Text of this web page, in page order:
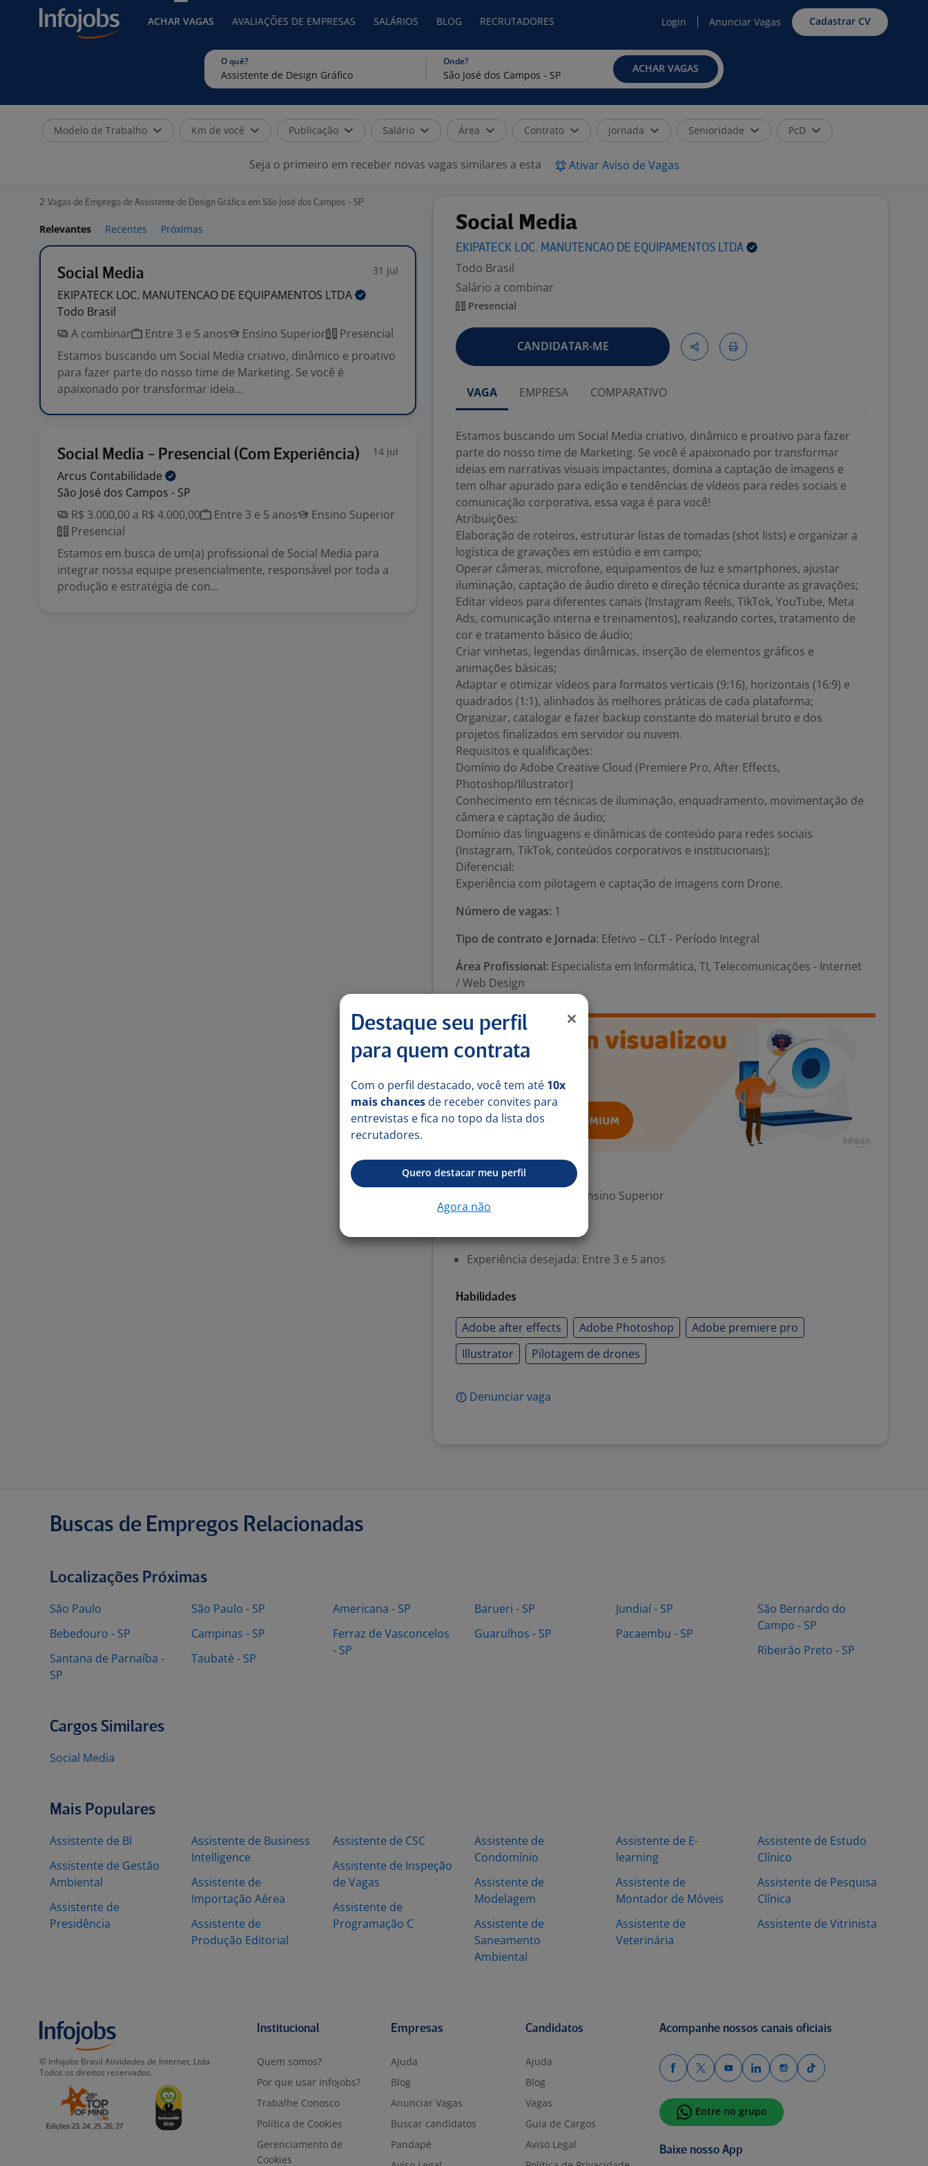
ACHAR VAGAS AVALIAÇÕES DE EMPRESAS SALÁRIOS BLOG RECRUTADORES Login Anunciar Vagas Cadastrar CV
O quê? Onde?
ACHAR VAGAS
Modelo de Trabalho Km de você Publicação Salário Área Contrato Jornada Senioridade PcD
Seja o primeiro em receber novas vagas similares a esta Ativar Aviso de Vagas
2 Vagas de Emprego de Assistente de Design Gráfico em São José dos Campos - SP
Relevantes Recentes Próximas
Social Media 31 jul
EKIPATECK LOC. MANUTENCAO DE EQUIPAMENTOS LTDA
Todo Brasil
A combinar
Entre 3 e 5 anos Ensino Superior
Presencial
Estamos buscando um Social Media criativo, dinâmico e proativo
para fazer parte do nosso time de Marketing. Se você é
apaixonado por transformar ideia...
Social Media - Presencial (Com Experiência) 14 jul
Arcus Contabilidade
São José dos Campos - SP
R$ 3.000,00 a R$ 4.000,00
Entre 3 e 5 anos
Ensino Superior
Presencial
Estamos em busca de um(a) profissional de Social Media para
integrar nossa equipe presencialmente, responsável por toda a
produção e estratégia de con...
Social Media
EKIPATECK LOC. MANUTENCAO DE EQUIPAMENTOS LTDA
Todo Brasil
Salário a combinar
Presencial
CANDIDATAR-ME
VAGA EMPRESA COMPARATIVO
Estamos buscando um Social Media criativo, dinâmico e proativo para fazer
parte do nosso time de Marketing. Se você é apaixonado por transformar
ideias em narrativas visuais impactantes, domina a captação de imagens e
tem olhar apurado para edição e tendências de vídeos para redes sociais e
comunicação corporativa, essa vaga é para você!
Atribuições:
Elaboração de roteiros, estruturar listas de tomadas (shot lists) e organizar a
logística de gravações em estúdio e em campo;
Operar câmeras, microfone, equipamentos de luz e smartphones, ajustar
iluminação, captação de áudio direto e direção técnica durante as gravações;
Editar vídeos para diferentes canais (Instagram Reels, TikTok, YouTube, Meta
Ads, comunicação interna e treinamentos), realizando cortes, tratamento de
cor e tratamento básico de áudio;
Criar vinhetas, legendas dinâmicas, inserção de elementos gráficos e
animações básicas;
Adaptar e otimizar vídeos para formatos verticais (9:16), horizontais (16:9) e
quadrados (1:1), alinhados às melhores práticas de cada plataforma;
Organizar, catalogar e fazer backup constante do material bruto e dos
projetos finalizados em servidor ou nuvem.
Requisitos e qualificações:
Domínio do Adobe Creative Cloud (Premiere Pro, After Effects,
Photoshop/Illustrator)
Conhecimento em técnicas de iluminação, enquadramento, movimentação de
câmera e captação de áudio;
Domínio das linguagens e dinâmicas de conteúdo para redes sociais
(Instagram, TikTok, conteúdos corporativos e institucionais);
Diferencial:
Experiência com pilotagem e captação de imagens com Drone.
Número de vagas: 1
Tipo de contrato e Jornada: Efetivo – CLT - Período Integral
Área Profissional: Especialista em Informática, TI, Telecomunicações - Internet
/ Web Design
Exigências
Escolaridade Mínima: Ensino Superior
Experiência desejada: Entre 3 e 5 anos
Habilidades
Adobe after effects Adobe Photoshop
Adobe premiere pro
Illustrator
Pilotagem de drones
Denunciar vaga
Buscas de Empregos Relacionadas
Localizações Próximas
São Paulo
Bebedouro - SP
Santana de Parnaíba -
SP
São Paulo - SP
Campinas - SP
Taubaté - SP
Americana - SP
Ferraz de Vasconcelos
- SP
Barueri - SP
Guarulhos - SP
Jundiaí - SP
Pacaembu - SP
São Bernardo do
Campo - SP
Ribeirão Preto - SP
Cargos Similares
Social Media
Mais Populares
Assistente de BI
Assistente de Gestão
Ambiental
Assistente de
Presidência
Assistente de Business
Intelligence
Assistente de
Importação Aérea
Assistente de
Produção Editorial
Assistente de CSC
Assistente de Inspeção
de Vagas
Assistente de
Programação C
Assistente de
Condomínio
Assistente de
Modelagem
Assistente de
Saneamento
Ambiental
Assistente de E-
learning
Assistente de
Montador de Móveis
Assistente de
Veterinária
Assistente de Estudo
Clínico
Assistente de Pesquisa
Clínica
Assistente de Vitrinista
Destaque seu perfil
para quem contrata
Com o perfil destacado, você tem até 10x
mais chances de receber convites para
entrevistas e fica no topo da lista dos
recrutadores.
Quero destacar meu perfil
Agora não
© Infojobs Brasil Atividades de Internet, Ltda.
Todos os direitos reservados.
Institucional
Quem somos?
Por que usar Infojobs?
Trabalhe Conosco
Política de Cookies
Gerenciamento de
Cookies
Empresas
Ajuda
Blog
Anunciar Vagas
Buscar candidatos
Pandapé
Candidatos
Ajuda
Blog
Vagas
Guia de Cargos
Aviso Legal
Acompanhe nossos canais oficiais
Entre no grupo
Baixe nosso App